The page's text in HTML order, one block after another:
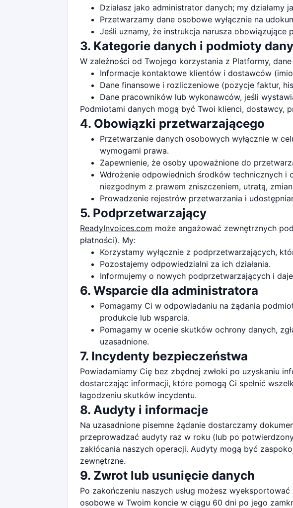
Działasz jako administrator danych; my działamy
Przetwarzamy dane osobowe wyłącznie na
Jeśli uznamy, że instrukcja narusza obowiązujące
3. Kategorie danych i podmioty
W zależności od Twojego korzystania z Platformy,
Informacje kontaktowe klientów i dostawców
Dane finansowe i rozliczeniowe (pozycje faktur,
Dane pracowników lub wykonawców, jeśli
Podmiotami danych mogą być Twoi klienci, dostawcy,
4. Obowiązki przetwarzającego
Przetwarzanie danych osobowych wyłącznie w
wymogami prawa.
Zapewnienie, że osoby upoważnione do
Wdrożenie odpowiednich środków technicznych
niezgodnym z prawem zniszczeniem, utratą,
Prowadzenie rejestrów przetwarzania i
5. Podprzetwarzający
ReadyInvoices.com może angażować zewnętrznych
płatności). My:
Korzystamy wyłącznie z podprzetwarzających,
Pozostajemy odpowiedzialni za ich działania.
Informujemy o nowych podprzetwarzających i
6. Wsparcie dla administratora
Pomagamy Ci w odpowiadaniu na żądania
produkcie lub wsparcia.
Pomagamy w ocenie skutków ochrony danych,
uzasadnione.
7. Incydenty bezpieczeństwa
Powiadamiamy Cię bez zbędnej zwłoki po uzyskaniu
dostarczając informacji, które pomogą Ci spełnić
łagodzeniu skutków incydentu.
8. Audyty i informacje
Na uzasadnione pisemne żądanie dostarczamy
przeprowadzać audyty raz w roku (lub po
zakłócania naszych operacji. Audyty mogą być
zewnętrzne.
9. Zwrot lub usunięcie danych
Po zakończeniu naszych usług możesz
osobowe w Twoim koncie w ciągu 60 dni po jego